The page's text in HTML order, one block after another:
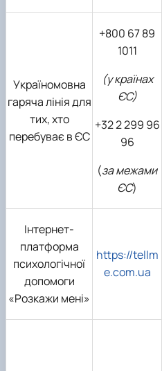
Україномовна
гаряча лінія для
тих, хто
перебуває в ЄС
+800 67 89
1011
(у країнах
ЄС)
+32 2 299 96
96
(за межами
ЄС)
Інтернет-
платформа
психологічної
допомоги
«Розкажи мені»
https://tellm
e.com.ua